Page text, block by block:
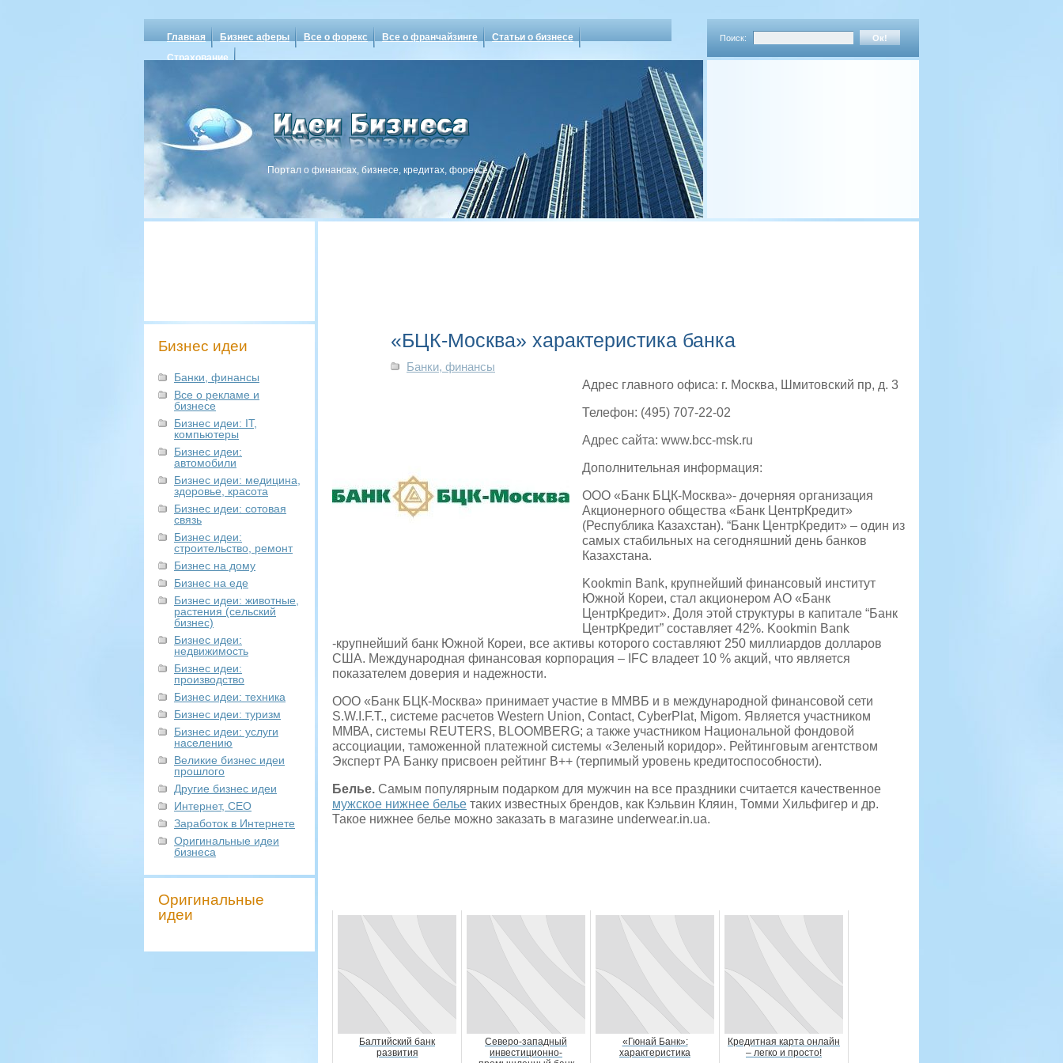
Главная Бизнес аферы Все о форекс Все о франчайзинге
Статьи о бизнесе
Страхование
Поиск:
Портал о финансах, бизнесе, кредитах, форексе
Бизнес идеи
Банки, финансы
Все о рекламе и
бизнесе
Бизнес идеи: IT,
компьютеры
Бизнес идеи:
автомобили
Бизнес идеи: медицина,
здоровье, красота
Бизнес идеи: сотовая
связь
Бизнес идеи:
строительство, ремонт
Бизнес на дому
Бизнес на еде
Бизнес идеи: животные,
растения (сельский
бизнес)
Бизнес идеи:
недвижимость
Бизнес идеи:
производство
Бизнес идеи: техника
Бизнес идеи: туризм
Бизнес идеи: услуги
населению
Великие бизнес идеи
прошлого
Другие бизнес идеи
Интернет, СЕО
Заработок в Интернете
Оригинальные идеи
бизнеса
Оригинальные
идеи
«БЦК-Москва» характеристика банка
Банки, финансы
Адрес главного офиса: г. Москва, Шмитовский пр, д. 3
Телефон: (495) 707-22-02
Адрес сайта: www.bcc-msk.ru
Дополнительная информация:
ООО «Банк БЦК-Москва»- дочерняя организация
Акционерного общества «Банк ЦентрКредит»
(Республика Казахстан). “Банк ЦентрКредит» – один из
самых стабильных на сегодняшний день банков
Казахстана.
Kookmin Bank, крупнейший финансовый институт
Южной Кореи, стал акционером АО «Банк
ЦентрКредит». Доля этой структуры в капитале “Банк
ЦентрКредит” составляет 42%. Kookmin Bank
-крупнейший банк Южной Кореи, все активы которого составляют 250 миллиардов долларов
США. Международная финансовая корпорация – IFC владеет 10 % акций, что является
показателем доверия и надежности.
ООО «Банк БЦК-Москва» принимает участие в ММВБ и в международной финансовой сети
S.W.I.F.T., системе расчетов Western Union, Contact, CyberPlat, Migom. Является участником
ММВА, системы REUTERS, BLOOMBERG; а также участником Национальной фондовой
ассоциации, таможенной платежной системы «Зеленый коридор». Рейтинговым агентством
Эксперт РА Банку присвоен рейтинг В++ (терпимый уровень кредитоспособности).
Белье. Самым популярным подарком для мужчин на все праздники считается качественное
мужское нижнее белье таких известных брендов, как Кэльвин Кляин, Томми Хильфигер и др.
Такое нижнее белье можно заказать в магазине underwear.in.ua.
Балтийский банк
развития
Северо-западный
инвестиционно-
«Гюнай Банк»:
характеристика
Кредитная карта онлайн
– легко и просто!